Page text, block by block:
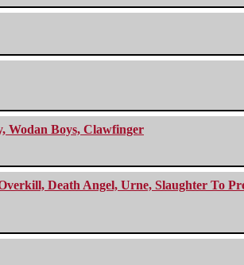
Wodan Boys, Clawfinger
Death Angel, Urne, Slaughter To